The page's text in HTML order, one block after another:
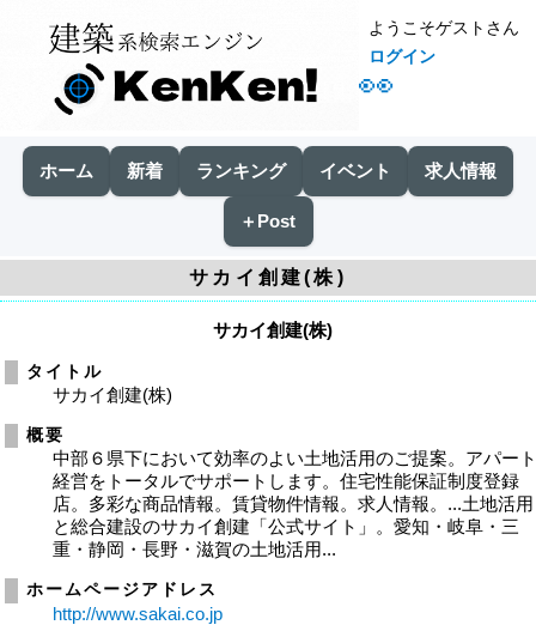
👀
ようこそゲストさん
ログイン
ホーム 新着 ランキング イベント 求人情報
＋Post
サカイ創建(株)
サカイ創建(株)
タイトル
サカイ創建(株)
概要
中部６県下において効率のよい土地活用のご提案。アパー
経営をトータルでサポートします。住宅性能保証制度登録
店。多彩な商品情報。賃貸物件情報。求人情報。...土地活用
と総合建設のサカイ創建「公式サイト」。愛知・岐阜・三
重・静岡・長野・滋賀の土地活用...
ホームページアドレス
http://www.sakai.co.jp